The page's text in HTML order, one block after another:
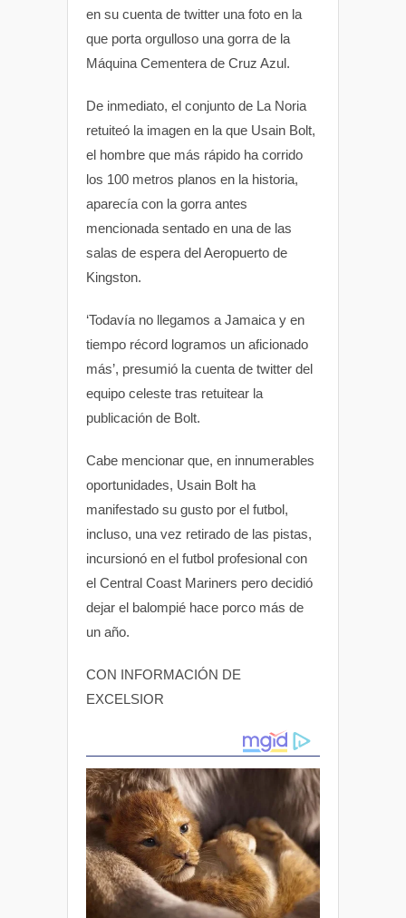
A
p
o
k
e
en su cuenta de twitter una foto en la
que porta orgulloso una gorra de la
Máquina Cementera de Cruz Azul.
De inmediato, el conjunto de La Noria
retuiteó la imagen en la que Usain Bolt,
el hombre que más rápido ha corrido
los 100 metros planos en la historia,
aparecía con la gorra antes
mencionada sentado en una de las
salas de espera del Aeropuerto de
Kingston.
‘Todavía no llegamos a Jamaica y en
tiempo récord logramos un aficionado
más’, presumió la cuenta de twitter del
equipo celeste tras retuitear la
publicación de Bolt.
Cabe mencionar que, en innumerables
oportunidades, Usain Bolt ha
manifestado su gusto por el futbol,
incluso, una vez retirado de las pistas,
incursionó en el futbol profesional con
el Central Coast Mariners pero decidió
dejar el balompié hace porco más de
un año.
CON INFORMACIÓN DE
EXCELSIOR